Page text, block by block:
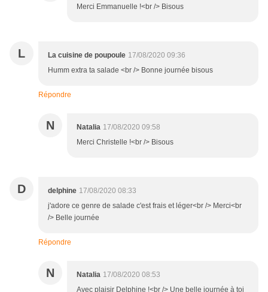
Merci Emmanuelle !<br /> Bisous
L La cuisine de poupoule 17/08/2020 09:36
Humm extra ta salade <br /> Bonne journée bisous
Répondre
N Natalia 17/08/2020 09:58
Merci Christelle !<br /> Bisous
D delphine 17/08/2020 08:33
j'adore ce genre de salade c'est frais et léger<br /> Merci<br
/> Belle journée
Répondre
N Natalia 17/08/2020 08:53
Avec plaisir Delphine !<br /> Une belle journée à toi